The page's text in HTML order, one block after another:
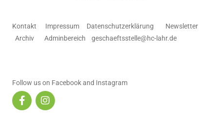
Kontakt Impressum Datenschutzerklärung
Newsletter
Archiv
Adminbereich geschaeftsstelle@hc-lahr.de
Follow us on Facebook and Instagram